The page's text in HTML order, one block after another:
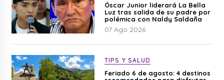
Óscar Junior liderará La Bella
Luz tras salida de su padre por
polémica con Naldy Saldaña
07 Ago 2026
TIPS Y SALUD
Feriado 6 de agosto: 4 destinos